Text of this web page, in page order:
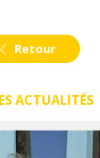
Retour
ACTUALITÉS